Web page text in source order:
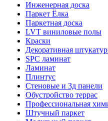
Инженерная доска
Паркет Ёлка
Паркетная доска
LVT виниловые полы
Краски
Декоративная
SPC ламинат
Ламинат
Плинтус
Стеновые и 3д панели
Обустройство террас
Профессиональная
Штучный паркет